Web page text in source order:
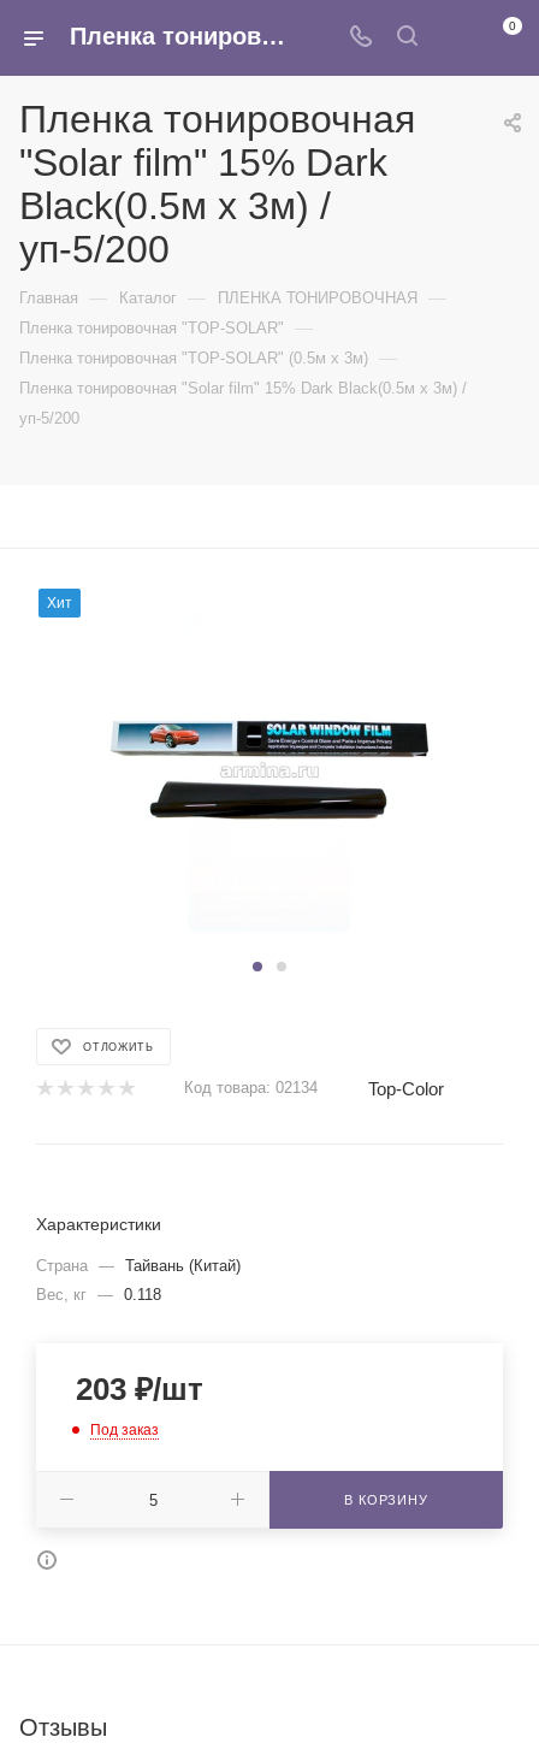
Пленка тонировочная "Solar film" 15% Dark Blaсk(0.5м x 3м) /уп-5/200 - купить в интернет-магазине Армина 0
Пленка тонировочная
"Solar film" 15% Dark
Blaсk(0.5м x 3м) /
уп-5/200
Главная — Каталог — ПЛЕНКА ТОНИРОВОЧНАЯ —
Пленка тонировочная "TOP-SOLAR" —
Пленка тонировочная "TOP-SOLAR" (0.5м х 3м) —
Пленка тонировочная "Solar film" 15% Dark Blaсk(0.5м x 3м) /
уп-5/200
Хит
ОТЛОЖИТЬ
Код товара: 02134 Top-Color
Характеристики
Страна — Тайвань (Китай)
Вес, кг — 0.118
203 ₽/шт
Под заказ
В КОРЗИНУ
Отзывы